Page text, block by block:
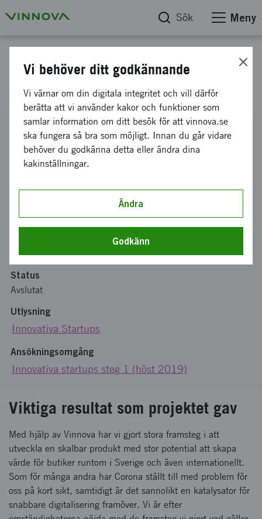
Sök Meny
AI för framtidens butiksdrift
Diarienummer
2019-04141
Koordinator
300 000 kronor
oktober 2019-maj 2020
Status
Avslutat
Utlysning
Innovativa Startups
Ansökningsomgång
Innovativa startups steg 1 (höst 2019)
Viktiga resultat som projektet gav
Med hjälp av Vinnova har vi gjort stora framsteg i att
utveckla en skalbar produkt med stor potential att skapa
värde för butiker runtom i Sverige och även internationellt.
Som för många andra har Corona ställt till med problem för
oss på kort sikt, samtidigt är det sannolikt en katalysator för
snabbare digitalisering framöver. Vi är efter
Vi behöver ditt godkännande
Vi värnar om din digitala integritet och vill därför
berätta att vi använder kakor och funktioner som
samlar information om ditt besök för att vinnova.se
ska fungera så bra som möjligt. Innan du går vidare
behöver du godkänna detta eller ändra dina
kakinställningar.
Ändra
Godkänn